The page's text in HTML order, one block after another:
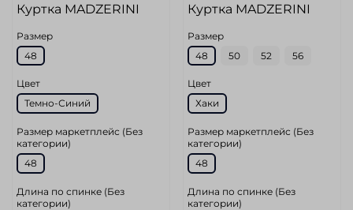
Куртка MADZERINI
Размер
48
Цвет
Темно-Синий
Размер маркетплейс (Без
категории)
48
Длина по спинке (Без
категории)
Куртка MADZERINI
Размер
48
50 52 56
Цвет
Хаки
Размер маркетплейс (Без
категории)
48
Длина по спинке (Без
категории)